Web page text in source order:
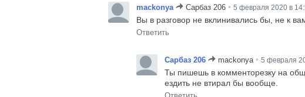
mackonya Сарбаз 206 • 5 февраля 2020 в
Вы в разговор не вклинивались бы, не к
Ответить
Сарбаз 206 mackonya • 5 февраля
Ты пишешь в комменторезку на
ездить не втирал бы вообще.